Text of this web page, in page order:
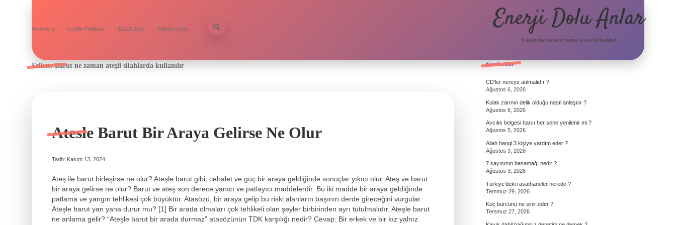
Anasayfa Gizlilik Politikası Yasal Uyarı Hakkımızda Enerji Dolu Anlar
Hayatına hareket katan kısa hikayeler!
Etiket:Barut ne zaman ateşli silahlarda kullanılır
Atesle Barut Bir Araya Gelirse Ne Olur
Tarih: Kasım 13, 2024
Ateş ile barut birleşirse ne olur? Ateşle barut gibi, cehalet ve güç bir araya geldiğinde sonuçlar yıkıcı olur. Ateş ve barut
bir araya gelirse ne olur? Barut ve ateş son derece yanıcı ve patlayıcı maddelerdir. Bu iki madde bir araya geldiğinde
patlama ve yangın tehlikesi çok büyüktür. Atasözü, bir araya gelip bu riski alanların başının derde gireceğini vurgular.
Ateşle barut yan yana durur mu? [1] Bir arada olmaları çok tehlikeli olan şeyler birbirinden ayrı tutulmalıdır. Ateşle barut
ne anlama gelir? “Ateşle barut bir arada durmaz” atasözünün TDK karşılığı nedir? Cevap: Bir erkek ve bir kız yalnız
Sidebar
Son Yazılar
CD’ler nereye atılmalıdır ?
Ağustos 6, 2026
Kulak zarının delik olduğu nasıl anlaşılır ?
Ağustos 6, 2026
Avcılık belgesi harcı her sene yenilenir mi ?
Ağustos 5, 2026
Allah hangi 3 kişiye yardım eder ?
Ağustos 3, 2026
7 sayısının basamağı nedir ?
Ağustos 3, 2026
Türkiye’deki rasathaneler nerede ?
Temmuz 29, 2026
Koç burcunu ne sinir eder ?
Temmuz 27, 2026